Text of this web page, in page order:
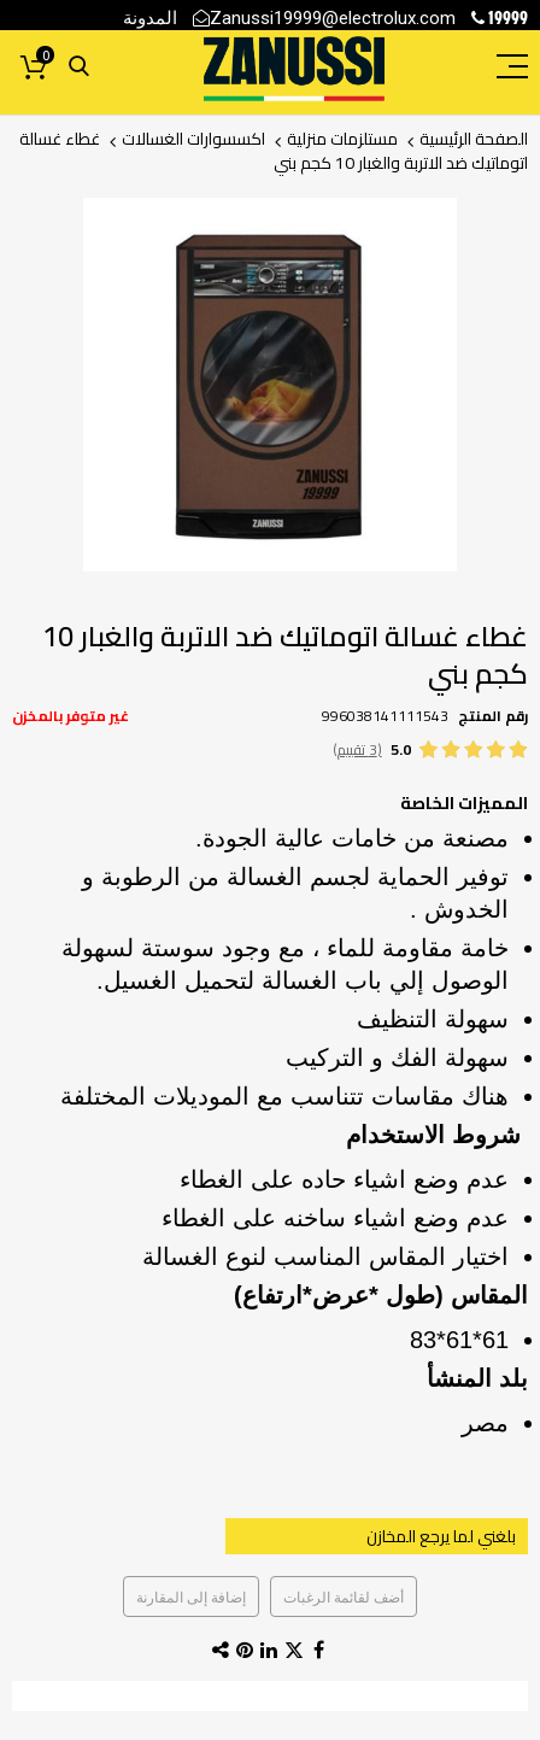
19999
Zanussi19999@electrolux.com المدونة
0
الصفحة الرئيسية مستلزمات منزلية اكسسوارات الغسالات غطاء غسالة
اتوماتيك ضد الاتربة والغبار 10 كجم بني
بداية
معرض
الصور
غطاء غسالة اتوماتيك ضد الاتربة والغبار 10
كجم بني
غير متوفر بالمخزن رقم المنتج 996038141111543
5.0 (3 تقييم)
المميزات الخاصة
مصنعة من خامات عالية الجودة.
توفير الحماية لجسم الغسالة من الرطوبة و
الخدوش .
خامة مقاومة للماء ، مع وجود سوستة لسهولة
الوصول إلي باب الغسالة لتحميل الغسيل.
سهولة التنظيف
سهولة الفك و التركيب
هناك مقاسات تتناسب مع الموديلات المختلفة
شروط الاستخدام
عدم وضع اشياء حاده على الغطاء
عدم وضع اشياء ساخنه على الغطاء
اختيار المقاس المناسب لنوع الغسالة
المقاس (طول *عرض*ارتفاع)
61*61*83
بلد المنشأ
مصر
بلغني لما يرجع المخازن
أضف لقائمة الرغبات إضافة إلى المقارنة